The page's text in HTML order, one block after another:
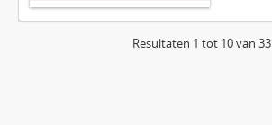
Resultaten 1 tot 10 van 33